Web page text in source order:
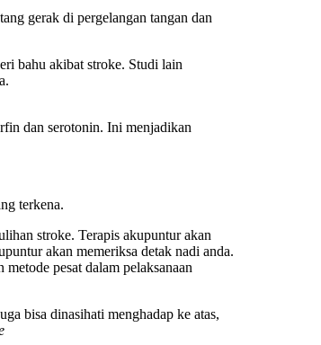
gerak di pergelangan tangan dan
bahu akibat stroke. Studi lain
dan serotonin. Ini menjadikan
terkena.
stroke. Terapis akupuntur akan
akan memeriksa detak nadi anda.
pesat dalam pelaksanaan
bisa dinasihati menghadap ke atas,